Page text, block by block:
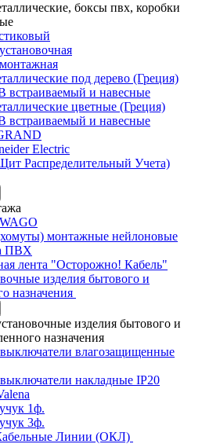
боксы пвх, коробки
под дерево (Греция)
и навесные
цветные (Греция)
и навесные
Electric
Распределительный Учета)
монтажные нейлоновые
ПВХ
лента "Осторожно! Кабель"
изделия бытового и
назначения
изделия бытового и
назначения
выключатели влагозащищенные
накладные IP20
1ф.
3ф.
Линии (ОКЛ)